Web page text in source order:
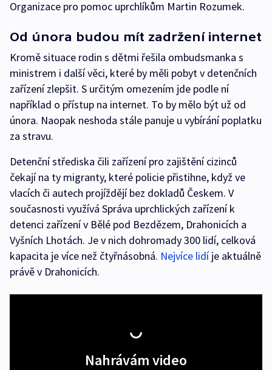
Organizace pro pomoc uprchlíkům Martin Rozumek.
Od února budou mít zadržení internet
Kromě situace rodin s dětmi řešila ombudsmanka s
ministrem i další věci, které by měli pobyt v detenčních
zařízení zlepšit. S určitým omezením jde podle ní
například o přístup na internet. To by mělo být už od
února. Naopak neshoda stále panuje u vybírání poplatku
za stravu.
Detenční střediska čili zařízení pro zajištění cizinců
čekají na ty migranty, které policie přistihne, když ve
vlacích či autech projíždějí bez dokladů Českem. V
současnosti využívá Správa uprchlických zařízení k
detenci zařízení v Bělé pod Bezdězem, Drahonicích a
Vyšních Lhotách. Je v nich dohromady 300 lidí, celková
kapacita je více než čtyřnásobná. Nejvíce lidíje aktuálně
právě v Drahonicích.
Nahrávám video